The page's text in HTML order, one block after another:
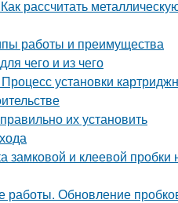
рассчитать
работы и преимущества
чего и из чего
установки
их установить
замковой и клеевой пробки
Обновление